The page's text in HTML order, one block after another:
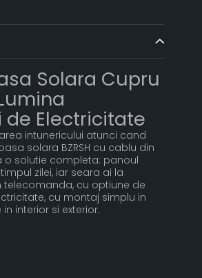
Solara Cupru
Electricitate
intunericului atunci cand
solara BZRSH cu cablu din
o solutie completa: panoul
zilei, iar seara ai la
telecomanda, cu optiune de
cu montaj simplu in
interior si exterior.